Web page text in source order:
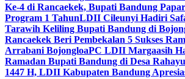
Ke-4 di Rancaekek, Bupati Bandung
Program 1 TahunLDII Cileunyi Hadiri
Tarawih Keliling Bupati Bandung di
Rancaekek Beri Pembekalan 5 Sukses
Arrabani BojongloaPC LDII Margaasih
Ramadan Bupati Bandung di Desa Rahayu
1447 H, LDII Kabupaten Bandung